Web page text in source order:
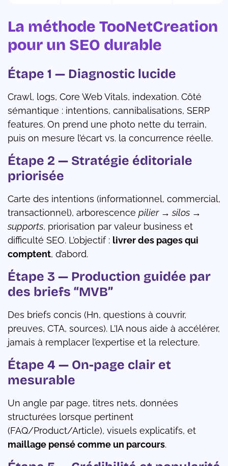
La méthode TooNetCreation
pour un SEO durable
Étape 1 — Diagnostic lucide
Crawl, logs, Core Web Vitals, indexation. Côté
sémantique : intentions, cannibalisations, SERP
features. On prend une photo nette du terrain,
puis on mesure l’écart vs. la concurrence réelle.
Étape 2 — Stratégie éditoriale
priorisée
Carte des intentions (informationnel, commercial,
transactionnel), arborescence pilier → silos →
supports, priorisation par valeur business et
difficulté SEO. L’objectif : livrer des pages qui
comptent, d’abord.
Étape 3 — Production guidée par
des briefs “MVB”
Des briefs concis (Hn, questions à couvrir,
preuves, CTA, sources). L’IA nous aide à accélérer,
jamais à remplacer l’expertise et la relecture.
Étape 4 — On-page clair et
mesurable
Un angle par page, titres nets, données
structurées lorsque pertinent
(FAQ/Product/Article), visuels explicatifs, et
maillage pensé comme un parcours.